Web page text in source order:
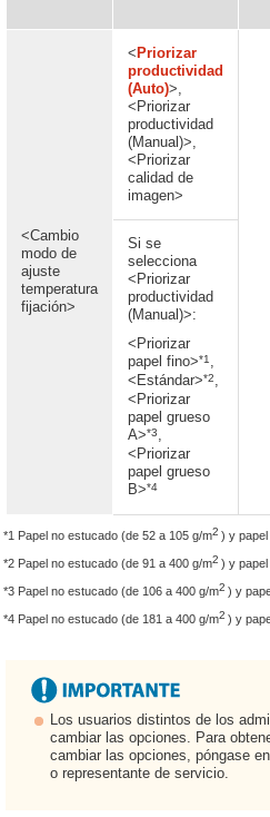
<Cambio
modo de
ajuste
temperatura
fijación>
< Priorizar
productividad
(Auto)>,
<Priorizar
productividad
(Manual)>,
<Priorizar
calidad de
imagen>
Si se
selecciona
<Priorizar
productividad
(Manual)>:
<Priorizar
papel fino>*1 ,
<Estándar>*2,
<Priorizar
papel grueso
A>*3,
<Priorizar
papel grueso
B>*4
*1 Papel no estucado (de 52 a 105 g/m2 ) y
*2 Papel no estucado (de 91 a 400 g/m2 ) y
*3 Papel no estucado (de 106 a 400 g/m2 ) y
*4 Papel no estucado (de 181 a 400 g/m2 ) y
Los usuarios distintos de los
cambiar las opciones. Para
cambiar las opciones, póngase
o representante de servicio.